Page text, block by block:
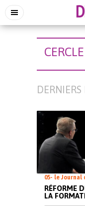
DERNIERS
05- le
RÉFORME
LA